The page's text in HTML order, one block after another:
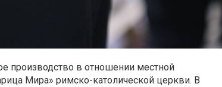
производство в отношении местной
Мира» римско-католической церкви. В